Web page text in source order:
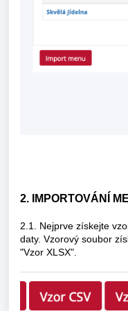
2. IMPORTOVÁNÍ
2.1. Nejprve získejte
daty. Vzorový soubor
"Vzor XLSX".